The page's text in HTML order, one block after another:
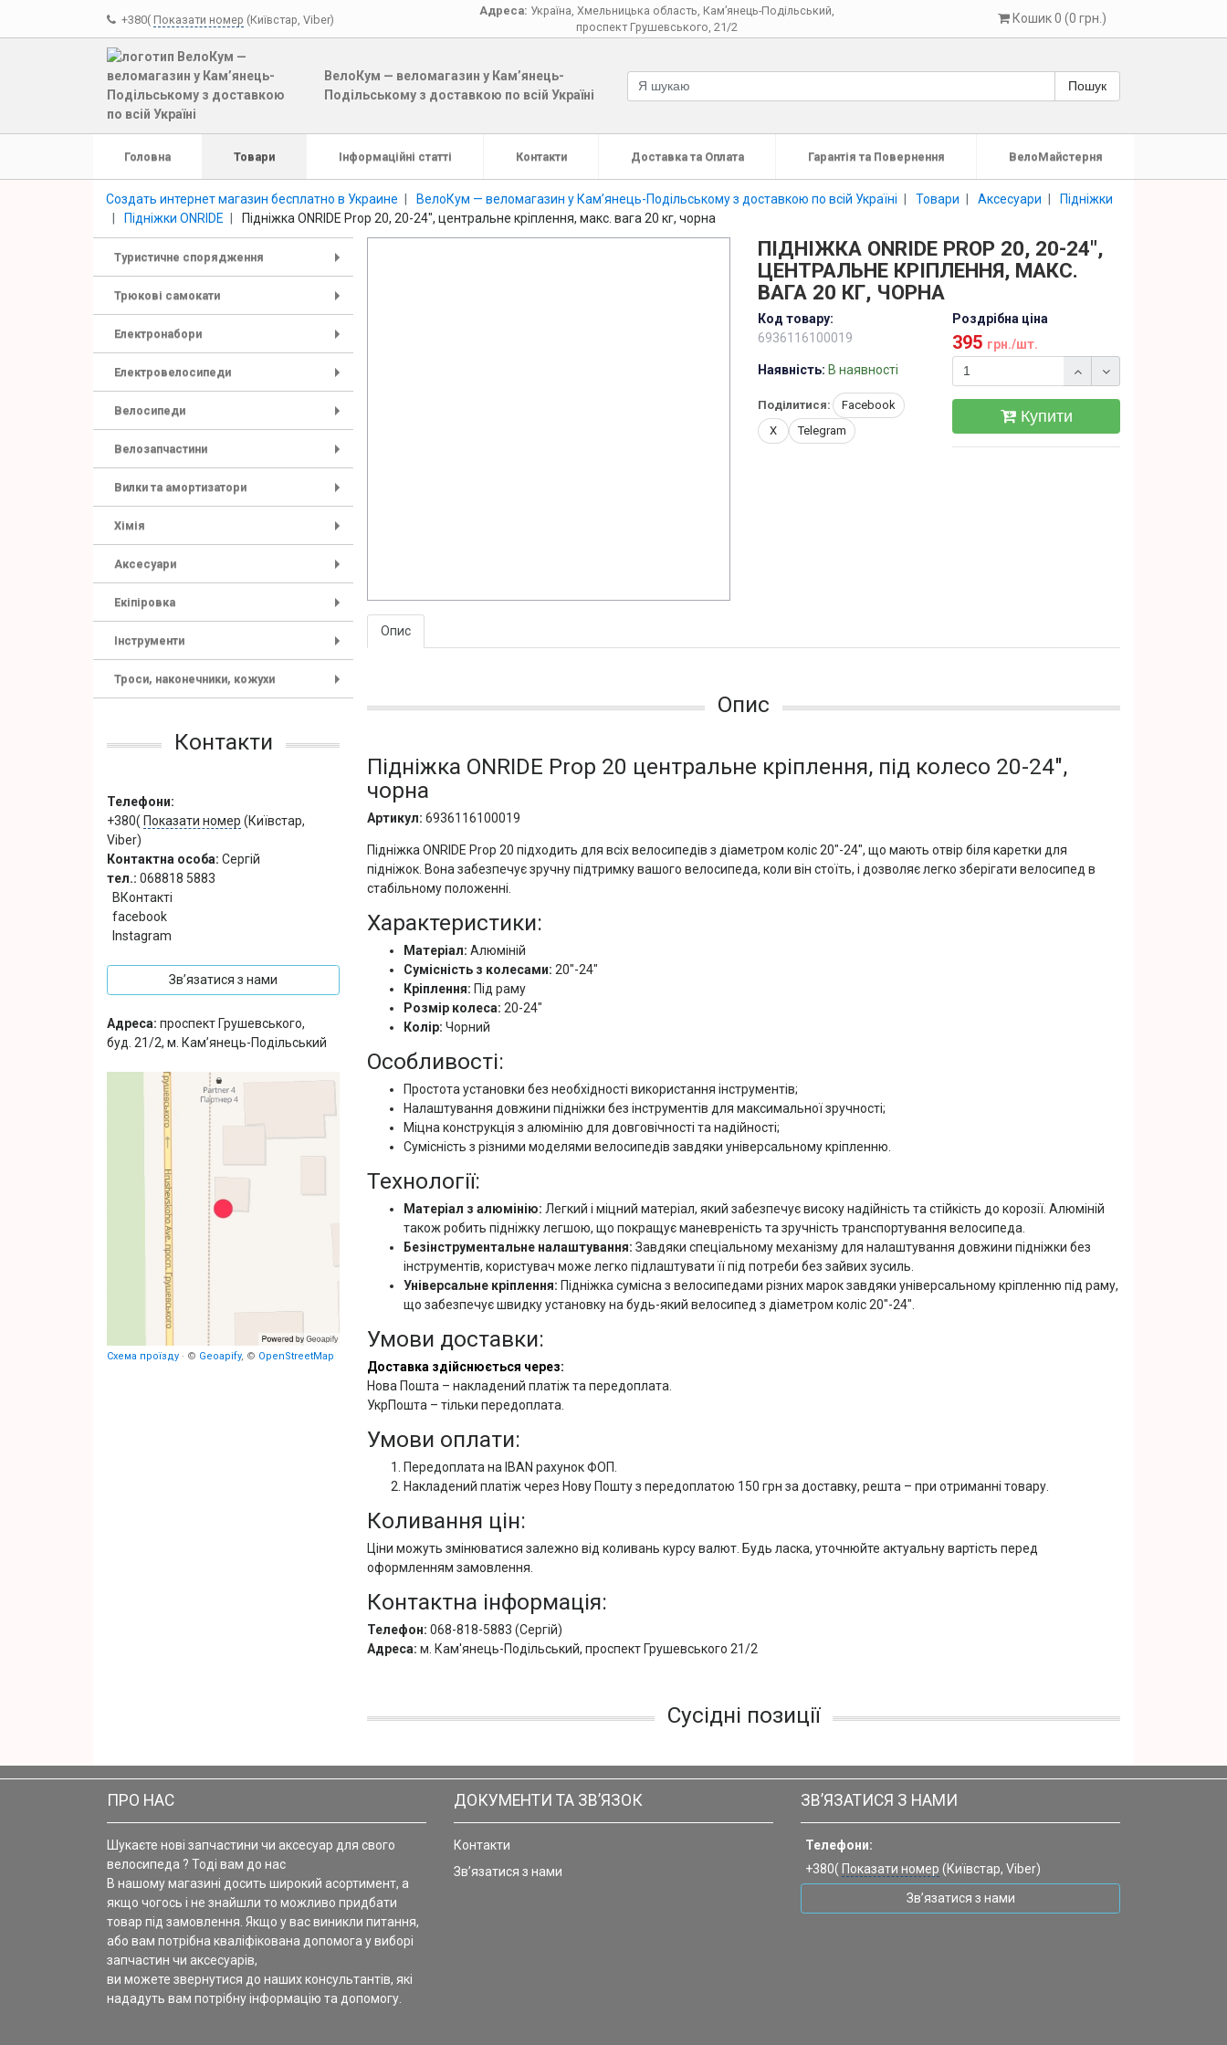
+380( Показати номер (Київстар, Viber)
Адреса: Україна Хмельницька область Кам’янець-Подільський
проспект Грушевського, 21/2
Кошик 0 (0 грн.)
ВелоКум — веломагазин у Кам’янець-
Подільському з доставкою по всій Україні
Пошук
Головна Товари Інформаційні статті Контакти Доставка та Оплата Гарантія та Повернення ВелоМайстерня
Создать интернет магазин бесплатно в Украине ВелоКум — веломагазин у Кам’янець-Подільському з доставкою по всій Україні Товари Аксесуари
Підніжки
Підніжки ONRIDE
Підніжка ONRIDE Prop 20, 20-24", центральне кріплення, макс. вага 20 кг, чорна
Туристичне спорядження
Трюкові самокати
Електронабори
Електровелосипеди
Велосипеди
Велозапчастини
Вилки та амортизатори
Хімія
Аксесуари
Екіпіровка
Інструменти
Троси, наконечники, кожухи
Контакти
Телефони:
+380( Показати номер (Київстар,
Viber)
Контактна особа: Сергій
тел.: 068818 5883
ВКонтакті
facebook
Instagram
Зв’язатися з нами
Адреса: проспект Грушевського,
буд. 21/2, м. Кам’янець-Подільський
Схема проїзду · © Geoapify, © OpenStreetMap
ПІДНІЖКА ONRIDE PROP 20, 20-24",
ЦЕНТРАЛЬНЕ КРІПЛЕННЯ, МАКС.
ВАГА 20 КГ, ЧОРНА
Код товару:
6936116100019
Наявність: В наявності
Поділитися:
Facebook
X
Telegram
Роздрібна ціна
395 грн./шт.
Купити
Опис
Опис
Підніжка ONRIDE Prop 20 центральне кріплення, під колесо 20-24",
чорна
Артикул: 6936116100019
Підніжка ONRIDE Prop 20 підходить для всіх велосипедів з діаметром коліс 20"-24", що мають отвір біля каретки для
підніжок. Вона забезпечує зручну підтримку вашого велосипеда, коли він стоїть, і дозволяє легко зберігати велосипед в
стабільному положенні.
Характеристики:
Матеріал: Алюміній
Сумісність з колесами: 20"-24"
Кріплення: Під раму
Розмір колеса: 20-24"
Колір: Чорний
Особливості:
Простота установки без необхідності використання інструментів;
Налаштування довжини підніжки без інструментів для максимальної зручності;
Міцна конструкція з алюмінію для довговічності та надійності;
Сумісність з різними моделями велосипедів завдяки універсальному кріпленню.
Технології:
Матеріал з алюмінію: Легкий і міцний матеріал, який забезпечує високу надійність та стійкість до корозії. Алюміній
також робить підніжку легшою, що покращує маневреність та зручність транспортування велосипеда.
Безінструментальне налаштування: Завдяки спеціальному механізму для налаштування довжини підніжки без
інструментів, користувач може легко підлаштувати її під потреби без зайвих зусиль.
Універсальне кріплення: Підніжка сумісна з велосипедами різних марок завдяки універсальному кріпленню під раму,
що забезпечує швидку установку на будь-який велосипед з діаметром коліс 20"-24".
Умови доставки:
Доставка здійснюється через:
Нова Пошта – накладений платіж та передоплата.
УкрПошта – тільки передоплата.
Умови оплати:
Передоплата на IBAN рахунок ФОП.
Накладений платіж через Нову Пошту з передоплатою 150 грн за доставку, решта – при отриманні товару.
Коливання цін:
Ціни можуть змінюватися залежно від коливань курсу валют. Будь ласка, уточнюйте актуальну вартість перед
оформленням замовлення.
Контактна інформація:
Телефон: 068-818-5883 (Сергій)
Адреса: м. Кам'янець-Подільський, проспект Грушевського 21/2
Сусідні позиції
ПРО НАС
Шукаєте нові запчастини чи аксесуар для свого
велосипеда ? Тоді вам до нас
В нашому магазині досить широкий асортимент, а
якщо чогось і не знайшли то можливо придбати
товар під замовлення. Якщо у вас виникли питання,
або вам потрібна кваліфікована допомога у виборі
запчастин чи аксесуарів,
ви можете звернутися до наших консультантів, які
нададуть вам потрібну інформацію та допомогу.
ДОКУМЕНТИ ТА ЗВ’ЯЗОК
Контакти
Зв’язатися з нами
ЗВ’ЯЗАТИСЯ З НАМИ
Телефони:
+380( Показати номер (Київстар, Viber)
Зв’язатися з нами